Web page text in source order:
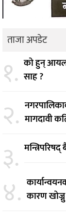
ताजा अपडेट
१. को हुन् आयल
साह ?
२. मागदावी
३.
४. कारण